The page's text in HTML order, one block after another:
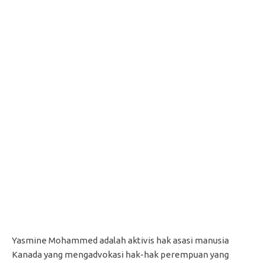
Yasmine Mohammed adalah aktivis hak asasi manusia
Kanada yang mengadvokasi hak-hak perempuan yang